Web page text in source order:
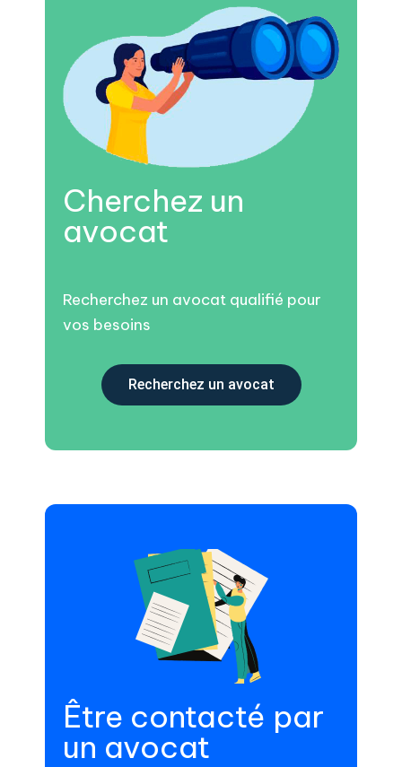
Cherchez un
avocat
Recherchez un avocat qualifié pour
vos besoins
Recherchez un avocat
Être contacté par
un avocat